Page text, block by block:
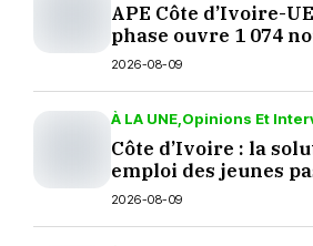
APE Côte d’Ivoire-
phase ouvre 1 074
aux produits
2026-08-09
À LA UNE Opinions Et
Côte d’Ivoire : la
emploi des jeunes
décisions
2026-08-09